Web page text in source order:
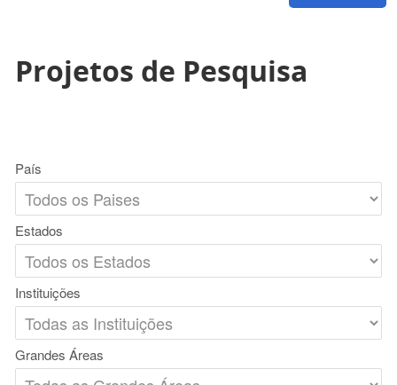
Projetos de Pesquisa
País
Estados
Instituições
Grandes Áreas